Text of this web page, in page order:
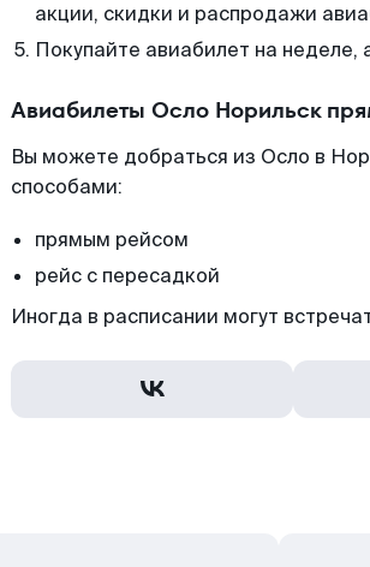
акции, скидки и распродажи
Покупайте авиабилет на неделе,
Авиабилеты Осло Норильск
Вы можете добраться из Осло в
способами:
прямым рейсом
рейс с пересадкой
Иногда в расписании могут